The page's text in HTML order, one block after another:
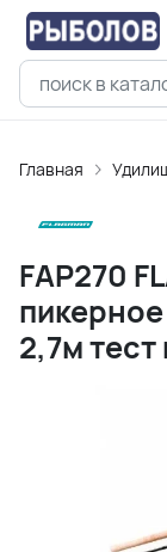
Главная
FAP270
2,7м тест